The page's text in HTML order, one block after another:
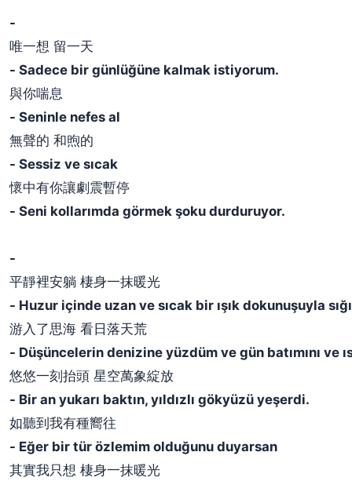
-
唯一想 留一天
- Sadece bir günlüğüne kalmak istiyorum.
與你喘息
- Seninle nefes al
無聲的 和煦的
- Sessiz ve sıcak
懷中有你讓劇震暫停
- Seni kollarımda görmek şoku durduruyor.
-
平靜裡安躺 棲身一抹暖光
- Huzur içinde uzan ve sıcak bir ışık dokunuşuyla
游入了思海 看日落天荒
- Düşüncelerin denizine yüzdüm ve gün batımını ve
悠悠一刻抬頭 星空萬象綻放
- Bir an yukarı baktın, yıldızlı gökyüzü yeşerdi.
如聽到我有種嚮往
- Eğer bir tür özlemim olduğunu duyarsan
其實我只想 棲身一抹暖光